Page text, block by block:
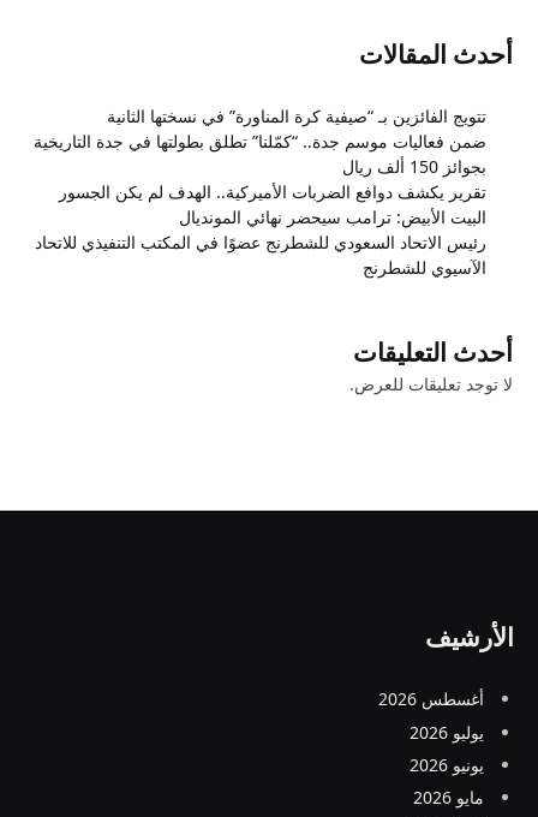
أحدث المقالات
تتويج الفائزين بـ “صيفية كرة المناورة” في نسختها الثانية
ضمن فعاليات موسم جدة.. “كمّلنا” تطلق بطولتها في جدة التاريخية
بجوائز 150 ألف ريال
تقرير يكشف دوافع الضربات الأميركية.. الهدف لم يكن الجسور
البيت الأبيض: ترامب سيحضر نهائي المونديال
رئيس الاتحاد السعودي للشطرنج عضوًا في المكتب التنفيذي للاتحاد
الآسيوي للشطرنج
أحدث التعليقات
لا توجد تعليقات للعرض.
الأرشيف
أغسطس 2026
يوليو 2026
يونيو 2026
مايو 2026